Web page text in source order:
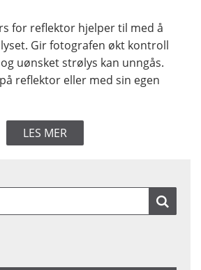
for reflektor hjelper til med å
Gir fotografen økt kontroll
uønsket strølys kan unngås.
reflektor eller med sin egen
LES MER